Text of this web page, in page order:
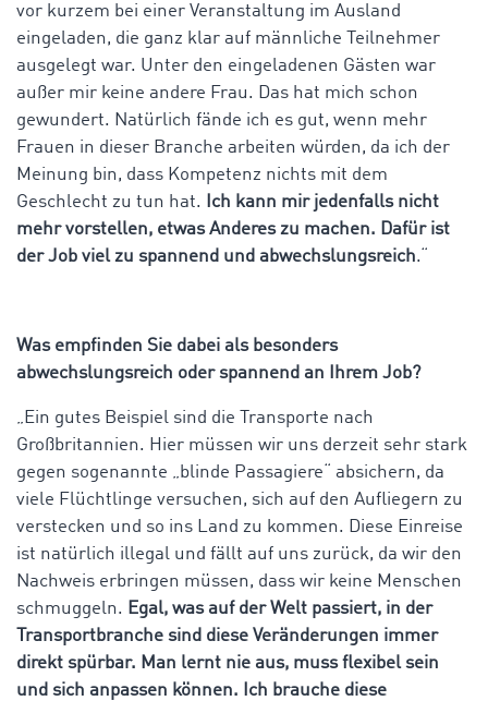
vor kurzem bei einer Veranstaltung im Ausland
eingeladen, die ganz klar auf männliche Teilnehmer
ausgelegt war. Unter den eingeladenen Gästen war
außer mir keine andere Frau. Das hat mich schon
gewundert. Natürlich fände ich es gut, wenn mehr
Frauen in dieser Branche arbeiten würden, da ich der
Meinung bin, dass Kompetenz nichts mit dem
Geschlecht zu tun hat.
Ich kann mir jedenfalls nicht
mehr vorstellen, etwas Anderes zu machen. Dafür ist
der Job viel zu spannend und abwechslungsreich.“
Was empfinden Sie dabei als besonders
abwechslungsreich oder spannend an Ihrem Job?
„Ein gutes Beispiel sind die Transporte nach
Großbritannien. Hier müssen wir uns derzeit sehr stark
gegen sogenannte „blinde Passagiere“ absichern, da
viele Flüchtlinge versuchen, sich auf den Aufliegern zu
verstecken und so ins Land zu kommen. Diese Einreise
ist natürlich illegal und fällt auf uns zurück, da wir den
Nachweis erbringen müssen, dass wir keine Menschen
schmuggeln. Egal, was auf der Welt passiert, in der
Transportbranche sind diese Veränderungen immer
direkt spürbar. Man lernt nie aus, muss flexibel sein
und sich anpassen können. Ich brauche diese